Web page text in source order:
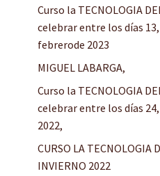
Curso la TECNOLOGIA
celebrar entre los días 13,
febrerode 2023
MIGUEL LABARGA,
Curso la TECNOLOGIA
celebrar entre los días
2022,
CURSO LA TECNOLOGIA
INVIERNO 2022